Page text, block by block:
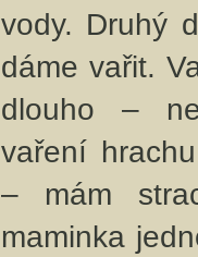
vody. Druhý
dáme vařit.
dlouho –
vaření
– mám
maminka